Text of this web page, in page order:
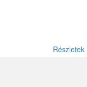
Részletek